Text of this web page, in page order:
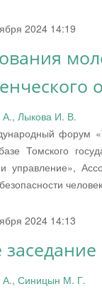
2024 14:19
А., Лыкова И. В.
форум
Томского
управление»,
2024 14:13
А., Синицын М. Г.